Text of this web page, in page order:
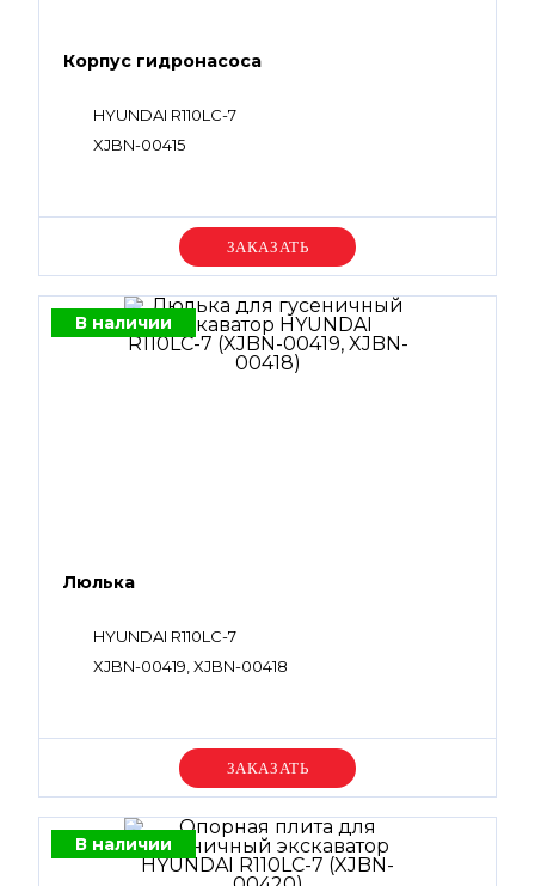
Корпус гидронасоса
HYUNDAI R110LC-7
XJBN-00415
Уточняйте цену
В наличии
Люлька
HYUNDAI R110LC-7
XJBN-00419, XJBN-00418
Уточняйте цену
В наличии